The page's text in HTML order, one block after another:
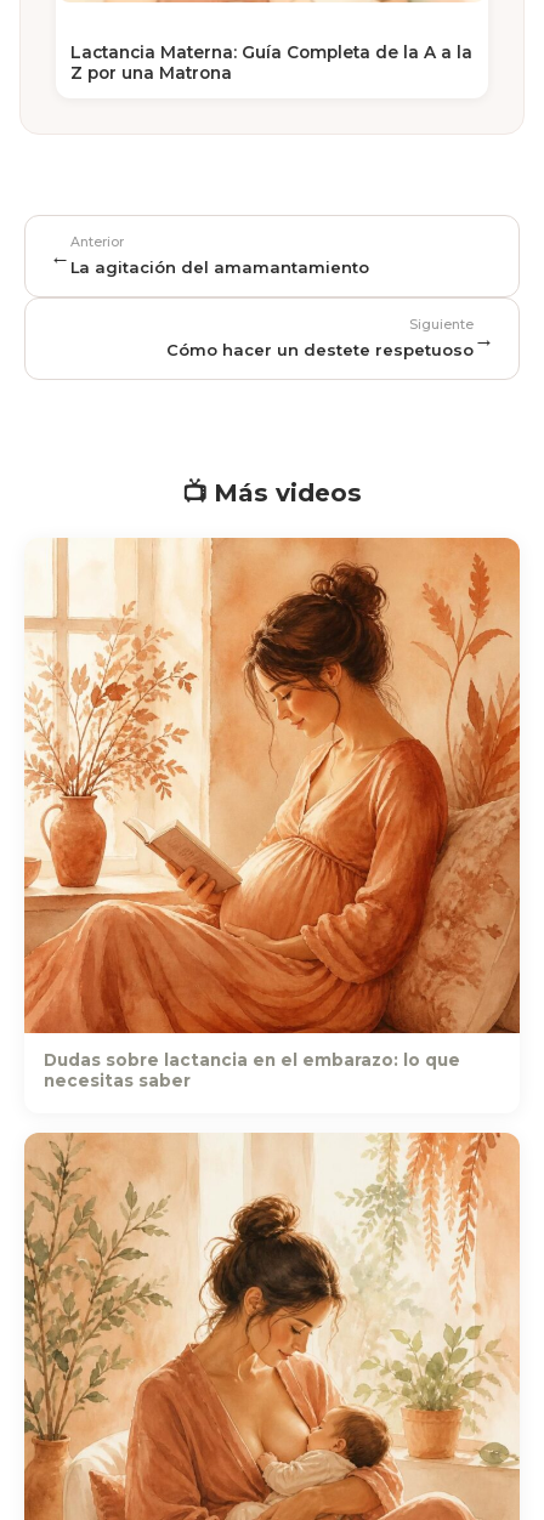
Lactancia Materna: Guía Completa de la A a la
Z por una Matrona
←
Anterior
La agitación del amamantamiento
Siguiente
Cómo hacer un destete respetuoso→
📺 Más videos
Dudas sobre lactancia en el embarazo: lo que
necesitas saber